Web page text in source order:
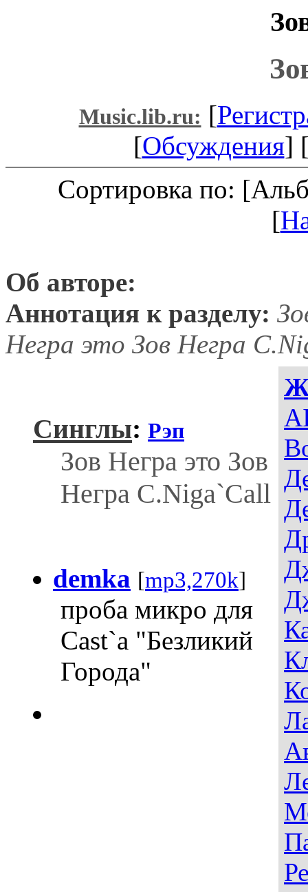
Music.lib.ru: [
[Обсуждения]
Сортировка по:
[
Об авторе:
Аннотация к разделу:
Негра это Зов Негра
Синглы: Рэп
Зов Негра это Зов
Негра C.Niga`Call
demka [mp3,270k]
проба микро для
Cast`a "Безликий
Города"